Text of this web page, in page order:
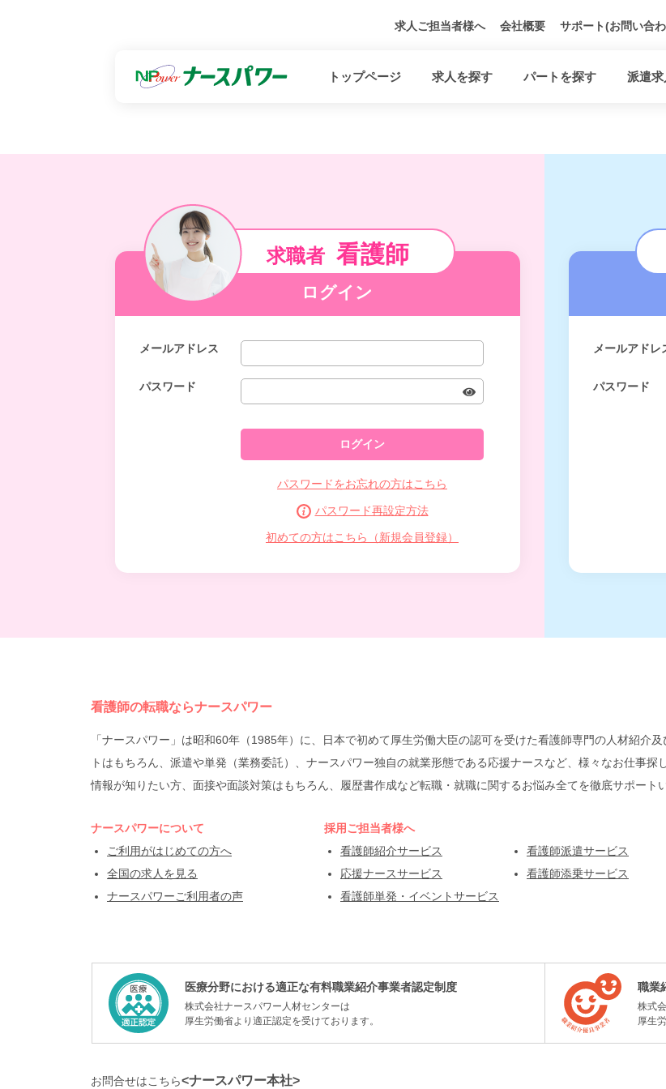
求人ご担当者様へ 会社概要 サポート(お問い合
トップページ 求人を探す パートを探す 派遣
求職者 看護師
ログイン
メールアドレス
パスワード
パスワードをお忘れの方はこちら
パスワード再設定方法
初めての方はこちら（新規会員登録）
メールアドレ
パスワード
看護師の転職ならナースパワー
「ナースパワー」は昭和60年（1985年）に、日本で初めて厚生労働大臣の認可を受けた看護師専門の人材紹介
トはもちろん、派遣や単発（業務委託）、ナースパワー独自の就業形態である応援ナースなど、様々なお仕事
情報が知りたい方、面接や面談対策はもちろん、履歴書作成など転職・就職に関するお悩み全てを徹底サポート
ナースパワーについて
ご利用がはじめての方へ
全国の求人を見る
ナースパワーご利用者の声
採用ご担当者様へ
看護師紹介サービス
応援ナースサービス
看護師単発・イベントサービス
看護師派遣サービス
看護師添乗サービス
医療分野における適正な有料職業紹介事業者認定制度
株式会社ナースパワー人材センターは
厚生労働省より適正認定を受けております。
職業
株式
厚生
お問合せはこちら<ナースパワー本社>